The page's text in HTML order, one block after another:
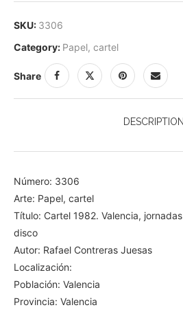
SKU: 3306
Category: Papel, cartel
Share
DESCRIPTION
Número: 3306
Arte: Papel, cartel
Título: Cartel 1982. Valencia,
disco
Autor: Rafael Contreras Juesas
Localización:
Población: Valencia
Provincia: Valencia